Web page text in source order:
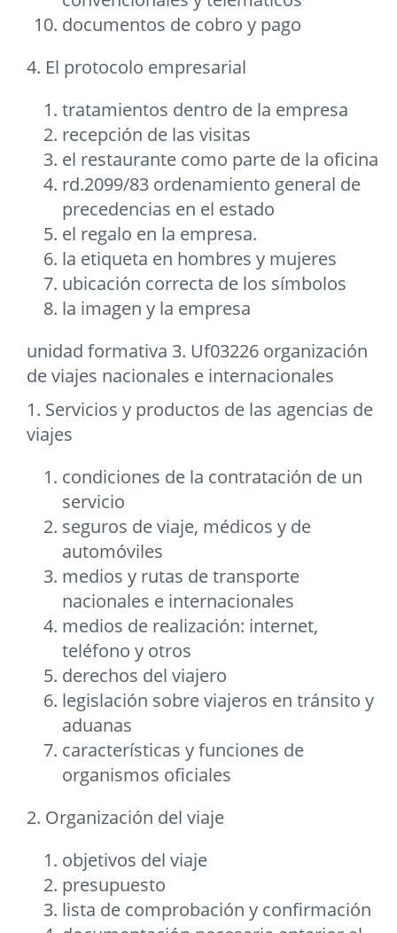
documentos de cobro y pago
4. El protocolo empresarial
tratamientos dentro de la empresa
recepción de las visitas
el restaurante como parte de la oficina
rd.2099/83 ordenamiento general de
precedencias en el estado
el regalo en la empresa.
la etiqueta en hombres y mujeres
ubicación correcta de los símbolos
la imagen y la empresa
unidad formativa 3. Uf03226 organización
de viajes nacionales e internacionales
1. Servicios y productos de las agencias de
viajes
condiciones de la contratación de un
servicio
seguros de viaje, médicos y de
automóviles
medios y rutas de transporte
nacionales e internacionales
medios de realización: internet,
teléfono y otros
derechos del viajero
legislación sobre viajeros en tránsito y
aduanas
características y funciones de
organismos oficiales
2. Organización del viaje
objetivos del viaje
presupuesto
lista de comprobación y confirmación